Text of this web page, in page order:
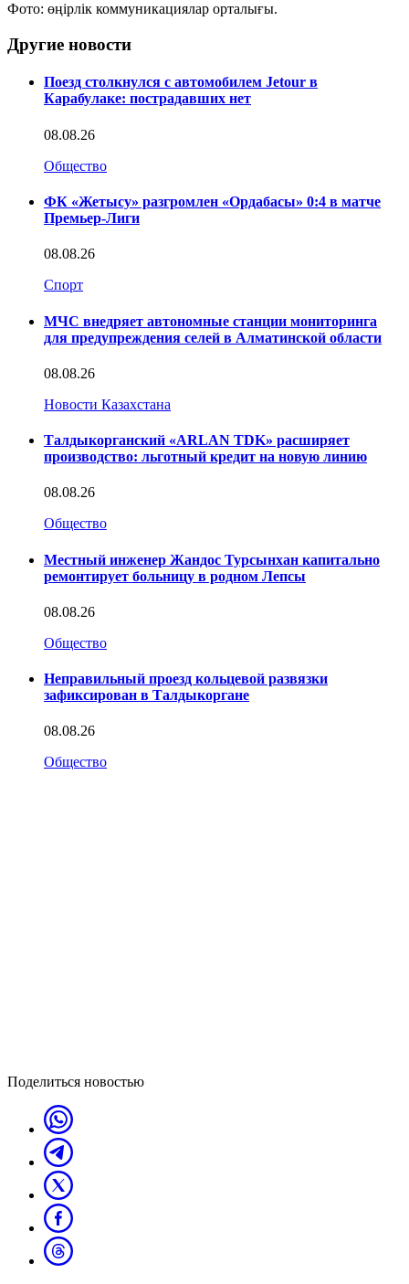
Фото: өңірлік коммуникациялар орталығы.
Другие новости
Поезд столкнулся с автомобилем Jetour в
Карабулаке: пострадавших нет
08.08.26
Общество
ФК «Жетысу» разгромлен «Ордабасы» 0:4 в матче
Премьер-Лиги
08.08.26
Спорт
МЧС внедряет автономные станции мониторинга
для предупреждения селей в Алматинской области
08.08.26
Новости Казахстана
Талдыкорганский «ARLAN TDK» расширяет
производство: льготный кредит на новую линию
08.08.26
Общество
Местный инженер Жандос Турсынхан капитально
ремонтирует больницу в родном Лепсы
08.08.26
Общество
Неправильный проезд кольцевой развязки
зафиксирован в Талдыкоргане
08.08.26
Общество
Поделиться новостью